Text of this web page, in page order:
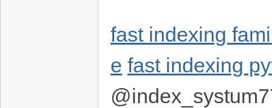
fast indexing
e fast indexing